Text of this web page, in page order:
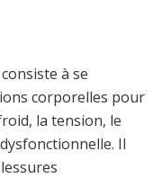
à se
corporelles pour
la tension, le
Il